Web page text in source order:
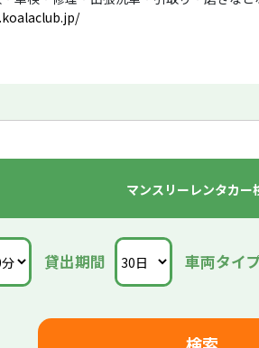
マンスリーレンタカー
貸出期間 車両タイ